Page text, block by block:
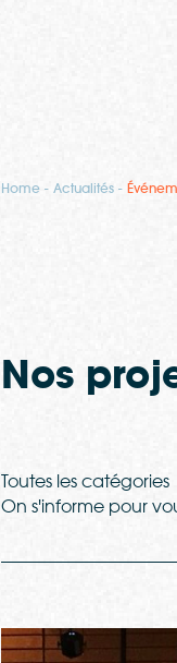
Home Actualités
Nos
Toutes les catégories
On s'informe pour